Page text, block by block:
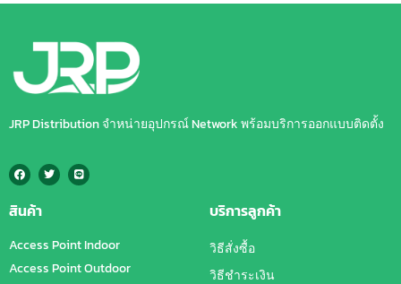
JRP Distribution จำหน่ายอุปกรณ์ Network พร้อมบริการออกแบบติดตั้ง
สินค้า
Access Point Indoor
Access Point Outdoor
บริการลูกค้า
วิธีสั่งซื้อ
วิธีชำระเงิน